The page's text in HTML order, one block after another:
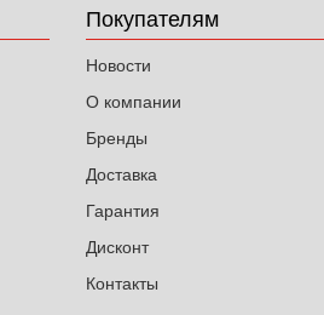
Покупателям
Новости
О компании
Бренды
Доставка
Гарантия
Дисконт
Контакты